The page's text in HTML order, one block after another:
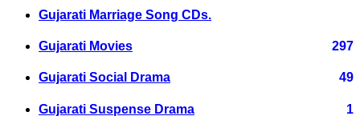
Gujarati Marriage Song CDs.
Gujarati Movies 297
Gujarati Social Drama 49
Gujarati Suspense Drama 1